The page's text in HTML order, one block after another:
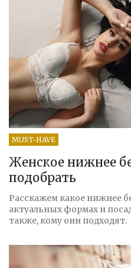
MUST-HAVE
Женское нижнее
подобрать
Расскажем какое нижнее
актуальных формах и
также, кому они подходят.